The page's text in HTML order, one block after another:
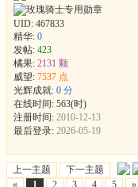
UID: 467833
精华: 0
发帖: 423
橘果: 2131 颗
威望: 7537 点
光辉成就: 0 分
在线时间: 563(时)
注册时间: 2010-12-13
最后登录: 2026-05-19
上一主题
下一主题
«
1 2 3 4 5 »